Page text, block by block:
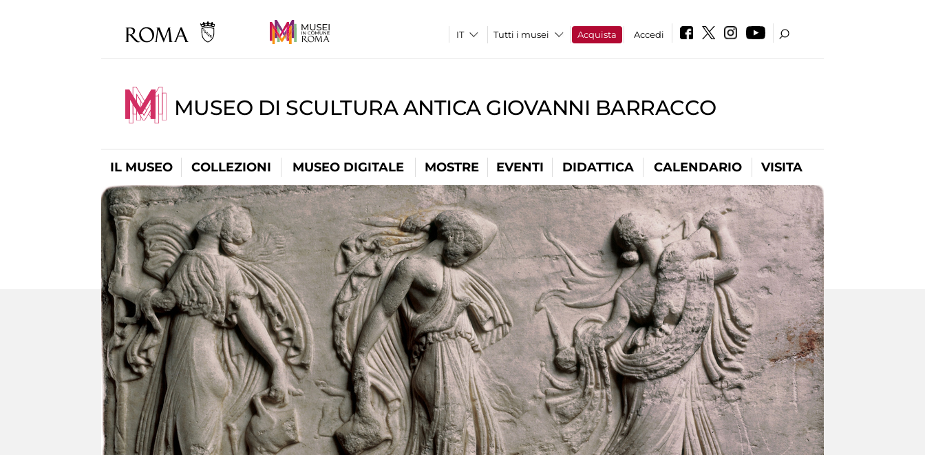
Tutti i musei Acquista Accedi
MUSEO DI SCULTURA ANTICA GIOVANNI BARRACCO
IL MUSEO COLLEZIONI MUSEO DIGITALE MOSTRE EVENTI DIDATTICA CALENDARIO VISITA